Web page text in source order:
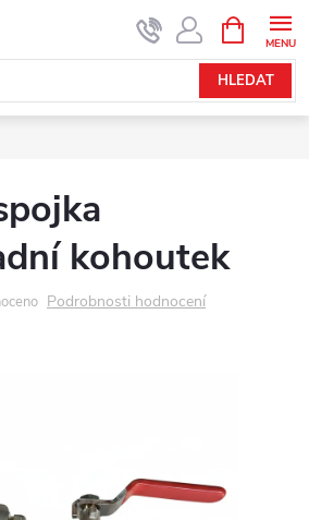
HLEDAT
NÁKUPNÍ
KOŠÍK
kohoutek
Podrobnosti hodnocení